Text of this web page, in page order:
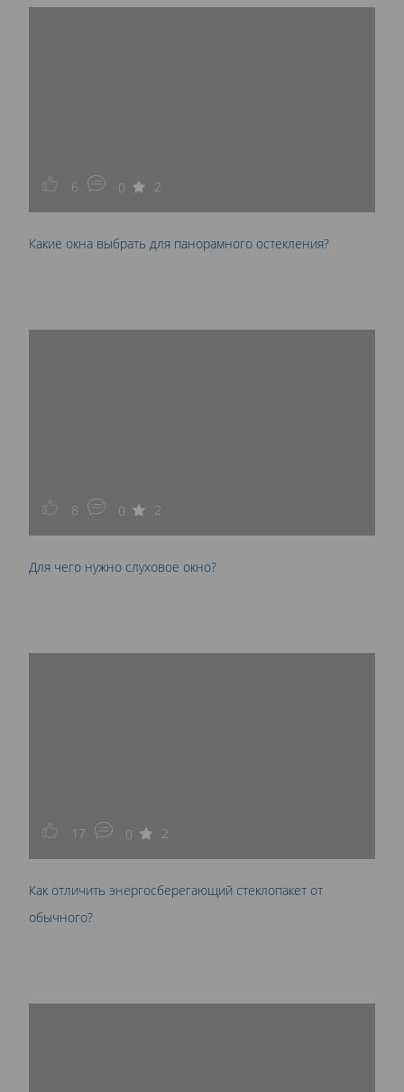
6 0 2
Какие окна выбрать для панорамного остекления?
8 0 2
Для чего нужно слуховое окно?
17 0 2
Как отличить энергосберегающий стеклопакет от
обычного?